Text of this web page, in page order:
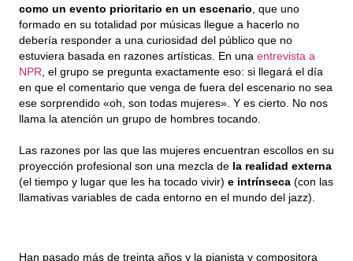
como un evento prioritario en un escenario , que uno
formado en su totalidad por músicas llegue a hacerlo no
debería responder a una curiosidad del público que no
estuviera basada en razones artísticas. En una entrevista a
NPR , el grupo se pregunta exactamente eso: si llegará el día
en que el comentario que venga de fuera del escenario no sea
ese sorprendido «oh, son todas mujeres». Y es cierto. No nos
llama la atención un grupo de hombres tocando.
Las razones por las que las mujeres encuentran escollos en su
proyección profesional son una mezcla de la realidad externa
(el tiempo y lugar que les ha tocado vivir) e intrínseca (con las
llamativas variables de cada entorno en el mundo del jazz).
Han pasado más de treinta años y la pianista y compositora